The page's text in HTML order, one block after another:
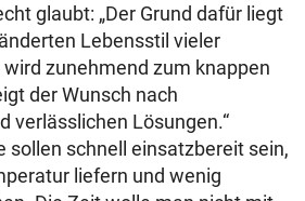
glaubt: „Der Grund dafür liegt
Lebensstil vieler
zunehmend zum knappen
der Wunsch nach
verlässlichen Lösungen.“
sollen schnell einsatzbereit sein,
liefern und wenig